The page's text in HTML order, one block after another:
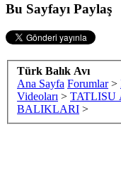
Bu Sayfayı Paylaş
Türk Balık Avı
Ana Sayfa Forumlar >
Videoları > TATLISU
BALIKLARI >